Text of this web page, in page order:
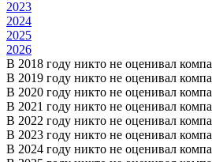
2023
2024
2025
2026
В 2018 году никто не оценивал
В 2019 году никто не оценивал
В 2020 году никто не оценивал
В 2021 году никто не оценивал
В 2022 году никто не оценивал
В 2023 году никто не оценивал
В 2024 году никто не оценивал